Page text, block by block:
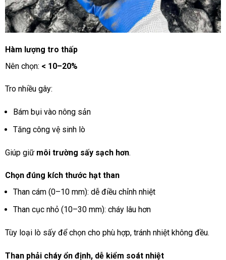
Hàm lượng tro thấp
Nên chọn: < 10–20%
Tro nhiều gây:
Bám bụi vào nông sản
Tăng công vệ sinh lò
Giúp giữ môi trường sấy sạch hơn.
Chọn đúng kích thước hạt than
Than cám (0–10 mm): dễ điều chỉnh nhiệt
Than cục nhỏ (10–30 mm): cháy lâu hơn
Tùy loại lò sấy để chọn cho phù hợp, tránh nhiệt không đều.
Than phải cháy ổn định, dễ kiểm soát nhiệt